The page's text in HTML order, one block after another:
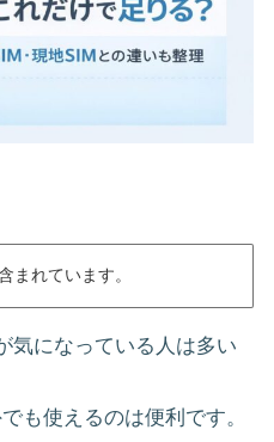
まれています。
気になっている人は多い
も使えるのは便利です。